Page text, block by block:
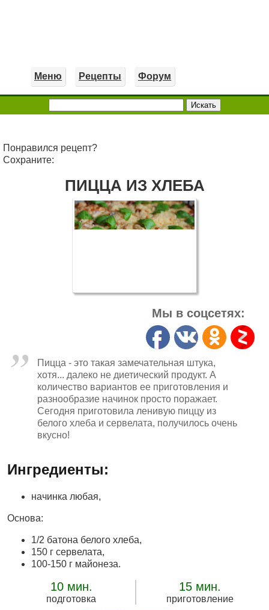
Меню Рецепты Форум
Понравился рецепт?
Сохраните:
ПИЦЦА ИЗ ХЛЕБА
Мы в соцсетях:
Пицца - это такая замечательная штука,
хотя... далеко не диетический продукт. А
количество вариантов ее приготовления и
разнообразие начинок просто поражает.
Сегодня приготовила ленивую пиццу из
белого хлеба и сервелата, получилось очень
вкусно!
Ингредиенты:
начинка любая,
Основа:
1/2 батона белого хлеба,
150 г сервелата,
100-150 г майонеза.
10 мин.
подготовка
15 мин.
приготовление